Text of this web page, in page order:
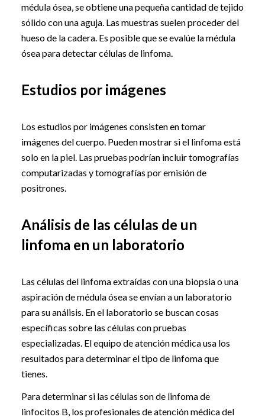
médula ósea, se obtiene una pequeña cantidad de tejido
sólido con una aguja. Las muestras suelen proceder del
hueso de la cadera. Es posible que se evalúe la médula
ósea para detectar células de linfoma.
Estudios por imágenes
Los estudios por imágenes consisten en tomar
imágenes del cuerpo. Pueden mostrar si el linfoma está
solo en la piel. Las pruebas podrían incluir tomografías
computarizadas y tomografías por emisión de
positrones.
Análisis de las células de un
linfoma en un laboratorio
Las células del linfoma extraídas con una biopsia o una
aspiración de médula ósea se envían a un laboratorio
para su análisis. En el laboratorio se buscan cosas
específicas sobre las células con pruebas
especializadas. El equipo de atención médica usa los
resultados para determinar el tipo de linfoma que
tienes.
Para determinar si las células son de linfoma de
linfocitos B, los profesionales de atención médica del